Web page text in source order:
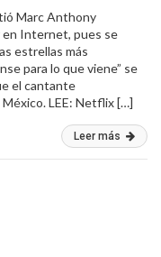
Marc Anthony
en Internet, pues se
estrellas más
para lo que viene” se
el cantante
LEE: Netflix […]
Leer más